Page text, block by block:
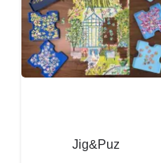
Jig&Puz